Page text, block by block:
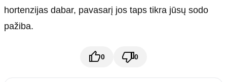
hortenzijas dabar, pavasarį jos taps tikra jūsų sodo
pažiba.
0 0